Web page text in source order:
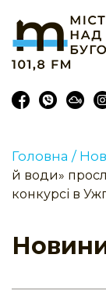
Головна /
й води»
конкурсі в